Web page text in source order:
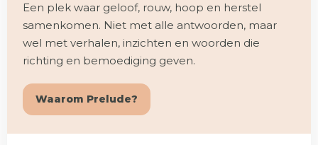
Een plek waar geloof, rouw, hoop en herstel
samenkomen. Niet met alle antwoorden, maar
wel met verhalen, inzichten en woorden die
richting en bemoediging geven.
Waarom Prelude?